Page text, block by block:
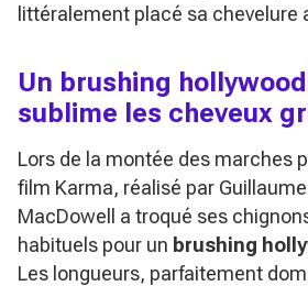
littéralement placé sa chevelure
Un brushing
sublime les cheveux
Lors de la montée des marches
film Karma, réalisé par
MacDowell a troqué ses
habituels pour un brushing
Les longueurs, parfaitement